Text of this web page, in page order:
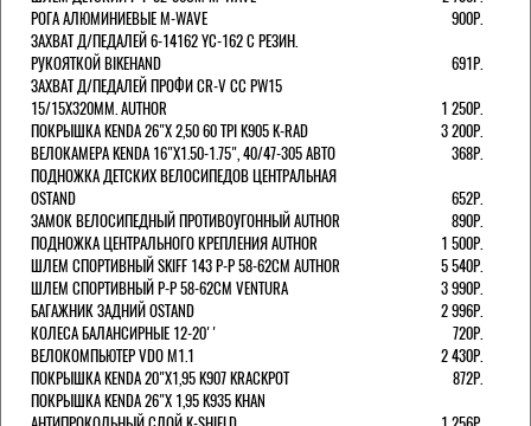
РОГА АЛЮМИНИЕВЫЕ M-WAVE
900Р.
ЗАХВАТ Д/ПЕДАЛЕЙ 6-14162 YC-162 С РЕЗИН.
РУКОЯТКОЙ BIKEHAND
691Р.
ЗАХВАТ Д/ПЕДАЛЕЙ ПРОФИ CR-V CC PW15
15/15X320ММ. AUTHOR
1 250Р.
ПОКРЫШКА KENDA 26"Х 2,50 60 TPI K905 K-RAD
3 200Р.
ВЕЛОКАМЕРА KENDA 16"Х1.50-1.75", 40/47-305 АВТО
368Р.
ПОДНОЖКА ДЕТСКИХ ВЕЛОСИПЕДОВ ЦЕНТРАЛЬНАЯ
OSTAND
652Р.
ЗАМОК ВЕЛОСИПЕДНЫЙ ПРОТИВОУГОННЫЙ AUTHOR
890Р.
ПОДНОЖКА ЦЕНТРАЛЬНОГО КРЕПЛЕНИЯ AUTHOR
1 500Р.
ШЛЕМ СПОРТИВНЫЙ SKIFF 143 Р-Р 58-62СМ AUTHOR
5 540Р.
ШЛЕМ СПОРТИВНЫЙ Р-Р 58-62СМ VENTURA
3 990Р.
БАГАЖНИК ЗАДНИЙ OSTAND
2 996Р.
КОЛЕСА БАЛАНСИРНЫЕ 12-20''
720Р.
ВЕЛОКОМПЬЮТЕР VDO M1.1
2 430Р.
ПОКРЫШКА KENDA 20"Х1,95 K907 KRACKPOT
872Р.
ПОКРЫШКА KENDA 26"Х 1,95 K935 KHAN